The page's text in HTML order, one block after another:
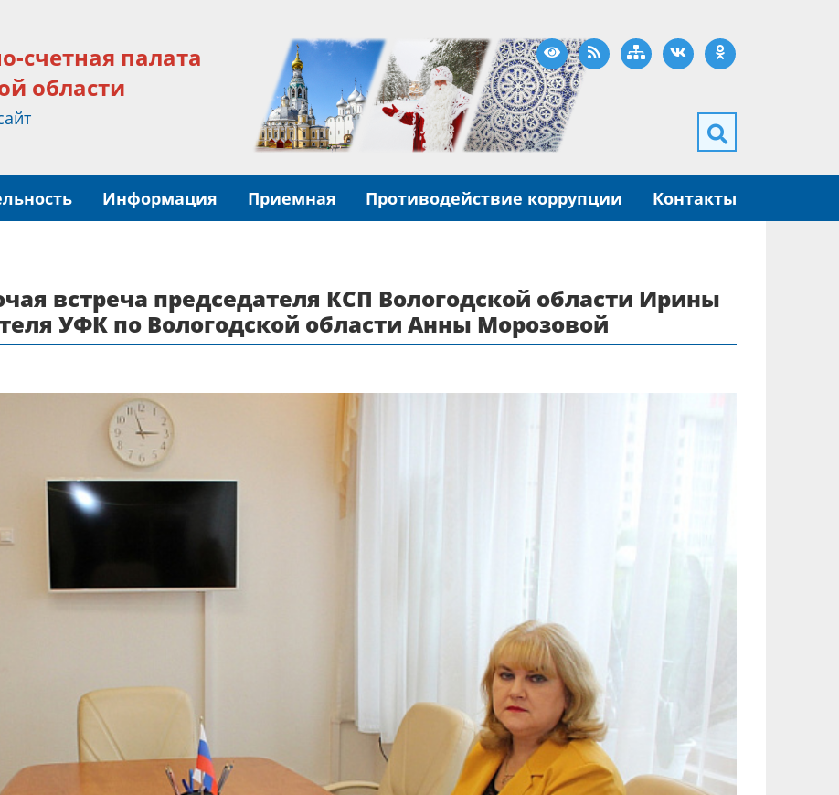
счетная палата
области
Версия для слабовидящих
RSS Карта сайта
ВКонтактеОдноклассники
Информация Приемная Противодействие коррупции Контакты
встреча председателя КСП Вологодской области Ирины
УФК по Вологодской области Анны Морозовой